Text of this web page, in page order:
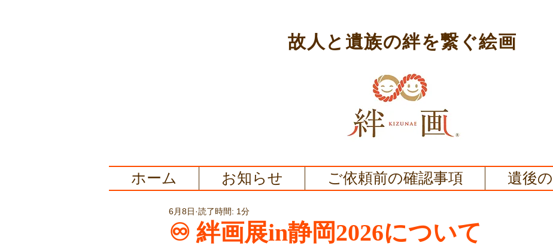
故人と遺族の絆を繋ぐ絵画
ホーム お知らせ ご依頼前の確認事項 遺後
♾️ 絆画展in静岡2026について
6月8日 読了時間: 1分